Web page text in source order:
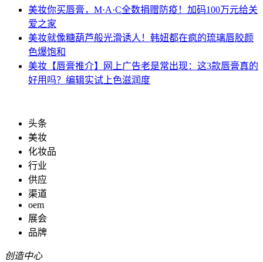
美妆你买唇膏，M·A·C全数捐赠防疫！加码100万元给关
爱之家
美妆就像糖葫芦般光滑诱人！韩妞都在疯的琉璃唇胶颜
色爆饱和
美妆 【唇膏推介】网上广告老是常出现：这3款唇膏真的
好用吗？编辑实试上色滋润度
头条
美妆
化妆品
行业
供应
渠道
oem
展会
品牌
创造中心